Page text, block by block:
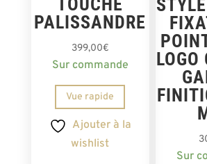
PALISSANDRE
399,00€
Sur commande
Vue rapide
Ajouter à la
wishlist
LOGO
Sur